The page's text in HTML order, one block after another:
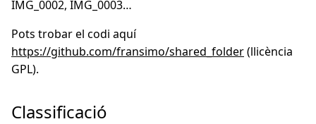
IMG_0002, IMG_0003…
Pots trobar el codi aquí
https://github.com/fransimo/shared_folder(llicència
GPL).
Classificació